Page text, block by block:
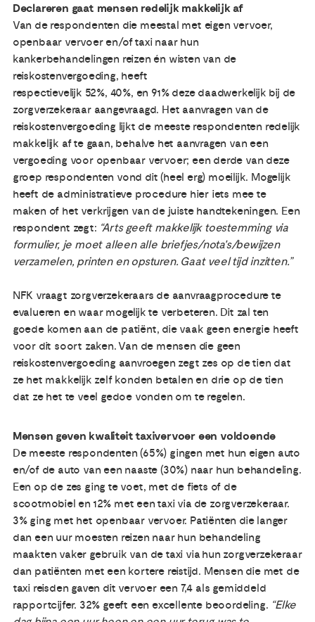
Declareren gaat mensen redelijk makkelijk af
Van de respondenten die meestal met eigen vervoer,
openbaar vervoer en/of taxi naar hun
kankerbehandelingen reizen én wisten van de
reiskostenvergoeding, heeft
respectievelijk 52%, 40%, en 91% deze daadwerkelijk bij de
zorgverzekeraar aangevraagd. Het aanvragen van de
reiskostenvergoeding lijkt de meeste respondenten redelijk
makkelijk af te gaan, behalve het aanvragen van een
vergoeding voor openbaar vervoer; een derde van deze
groep respondenten vond dit (heel erg) moeilijk. Mogelijk
heeft de administratieve procedure hier iets mee te
maken of het verkrijgen van de juiste handtekeningen. Een
respondent zegt: “Arts geeft makkelijk toestemming via
formulier, je moet alleen alle briefjes/nota's/bewijzen
verzamelen, printen en opsturen. Gaat veel tijd inzitten.”
NFK vraagt zorgverzekeraars de aanvraagprocedure te
evalueren en waar mogelijk te verbeteren. Dit zal ten
goede komen aan de patiënt, die vaak geen energie heeft
voor dit soort zaken. Van de mensen die geen
reiskostenvergoeding aanvroegen zegt zes op de tien dat
ze het makkelijk zelf konden betalen en drie op de tien
dat ze het te veel gedoe vonden om te regelen.
Mensen geven kwaliteit taxivervoer een voldoende
De meeste respondenten (65%) gingen met hun eigen auto
en/of de auto van een naaste (30%) naar hun behandeling.
Een op de zes ging te voet, met de fiets of de
scootmobiel en 12% met een taxi via de zorgverzekeraar.
3% ging met het openbaar vervoer. Patiënten die langer
dan een uur moesten reizen naar hun behandeling
maakten vaker gebruik van de taxi via hun zorgverzekeraar
dan patiënten met een kortere reistijd. Mensen die met de
taxi reisden gaven dit vervoer een 7,4 als gemiddeld
rapportcijfer. 32% geeft een excellente beoordeling. “Elke